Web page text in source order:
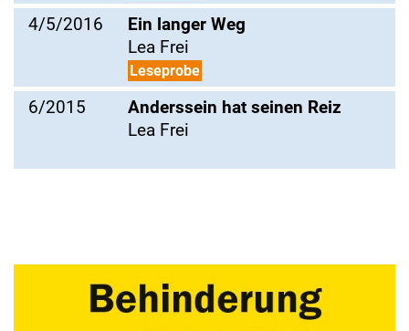
4/5/2016
Ein langer Weg
Lea Frei
Leseprobe
6/2015
Anderssein hat seinen Reiz
Lea Frei